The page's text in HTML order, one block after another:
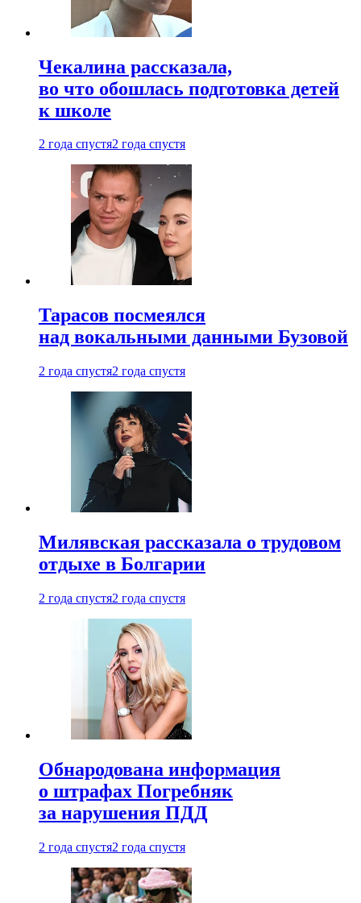
Чекалина рассказала,
во что обошлась подготовка детей
к школе
2 года спустя2 года спустя
Тарасов посмеялся
над вокальными данными Бузовой
2 года спустя2 года спустя
Милявская рассказала о трудовом
отдыхе в Болгарии
2 года спустя2 года спустя
Обнародована информация
о штрафах Погребняк
за нарушения ПДД
2 года спустя2 года спустя